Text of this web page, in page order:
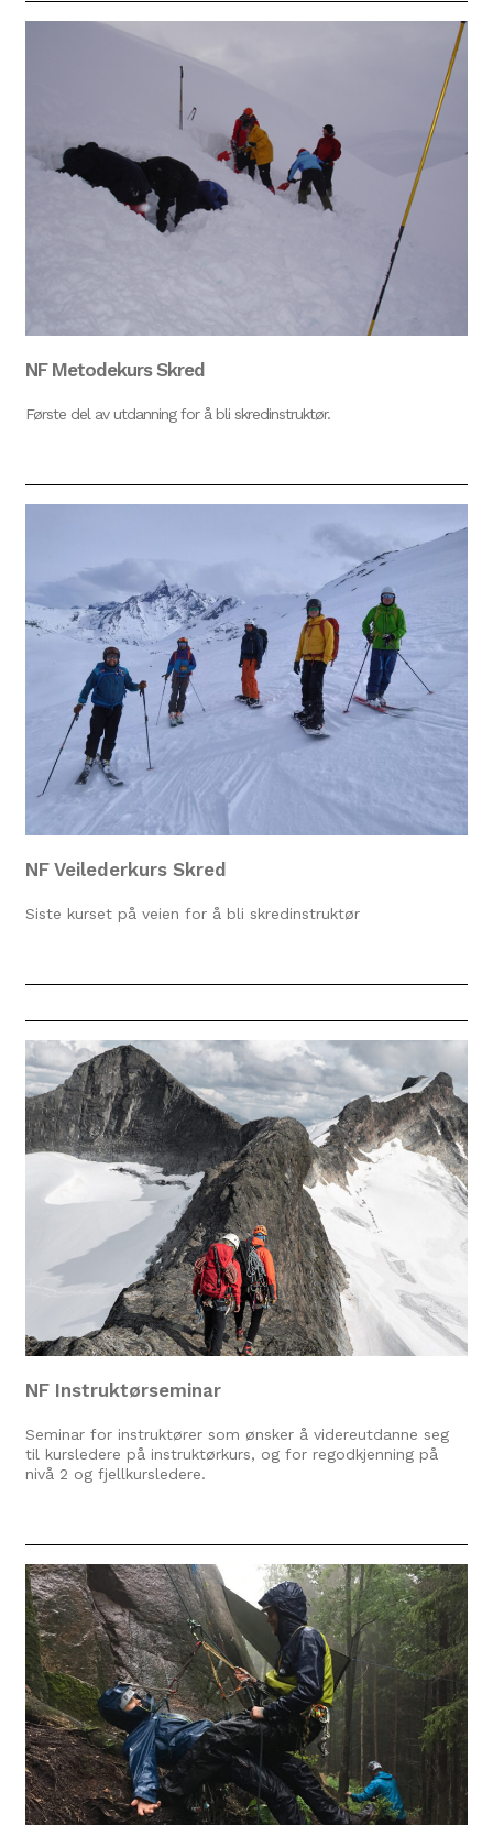
NF Metodekurs Skred
Første del av utdanning for å bli skredinstruktør.
NF Veilederkurs Skred
Siste kurset på veien for å bli skredinstruktør
NF Instruktørseminar
Seminar for instruktører som ønsker å videreutdanne seg
til kursledere på instruktørkurs, og for regodkjenning på
nivå 2 og fjellkursledere.